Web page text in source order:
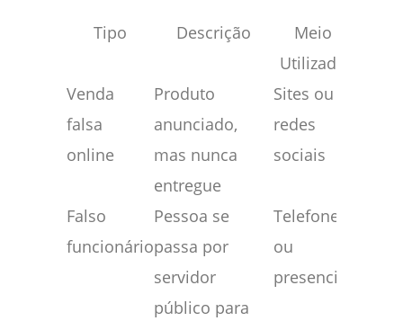
Tipo Descrição
Meio
Utilizado
Venda
falsa
online
Produto
anunciado,
mas nunca
entregue
Sites ou
redes
sociais
Falso
funcionário
Pessoa se
passa por
servidor
público para
Telefone
ou
presencial